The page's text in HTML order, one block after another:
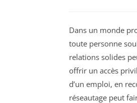
Dans un monde
toute personne
relations solides
offrir un accès
d’un emploi, en
réseautage peut